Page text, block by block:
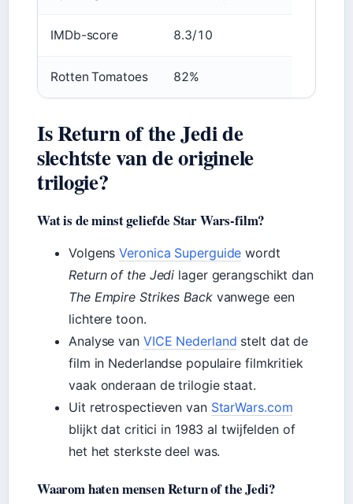
IMDb-score 8.3/10
Rotten Tomatoes 82%
Is Return of the Jedi de
slechtste van de originele
trilogie?
Wat is de minst geliefde Star Wars-film?
VolgensVeronica Superguide wordt
Return of the Jedi lager gerangschikt dan
The Empire Strikes Backvanwege een
lichtere toon.
Analyse van VICE Nederland stelt dat de
film in Nederlandse populaire filmkritiek
vaak onderaan de trilogie staat.
Uit retrospectieven van StarWars.com
blijkt dat critici in 1983 al twijfelden of
het het sterkste deel was.
Waarom haten mensen Return of the Jedi?